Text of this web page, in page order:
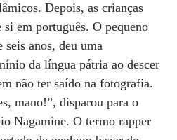
Depois, as crianças
si em português. O pequeno
anos, deu uma
da língua pátria ao descer
não ter saído na fotografia.
mano!”, disparou para o
Nagamine. O termo rapper